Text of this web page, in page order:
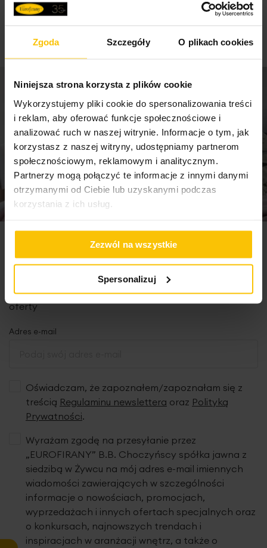
Zgoda Szczegóły O plikach cookies
Niniejsza strona korzysta z plików cookie
Wykorzystujemy pliki cookie do spersonalizowania treści
i reklam, aby oferować funkcje społecznościowe i
analizować ruch w naszej witrynie. Informacje o tym, jak
korzystasz z naszej witryny, udostępniamy partnerom
społecznościowym, reklamowym i analitycznym.
Partnerzy mogą połączyć te informacje z innymi danymi
otrzymanymi od Ciebie lub uzyskanymi podczas
korzystania z ich usług.
Zezwól na wszystkie
Spersonalizuj
Waga netto
Pobierz instrukcję użytkowania i bezpieczeństwa produktu
wysokość: 250 cm
ilość przelotek: 8 szt
średnica przelotki: 4 cm
gramatura: 187 g/m
Newsletter
Zapisz się do newslettera i odbierz 5% rabatu na
pierwsze zakupy! Bądź na bieżąco, otrzymuj najlepsze
oferty
Adres e-mail
Oświadczam, że zapoznałem/zapoznałam się z
treścią Regulaminu newslettera oraz Polityką
Prywatności.
Wyrażam zgodę na przesyłanie przez
„EUROFIRANY” B.B. Choczyńscy spółka jawna z
siedzibą w Żywcu na mój adres e-mail imiennych
wiadomości zawierających w szczególności
informacje o nowościach, promocjach,
wyprzedażach i innych ofertach specjalnych oraz
o konkursach, najnowszych trendach i
inspiracjach w aranżacji wnętrz, a także o